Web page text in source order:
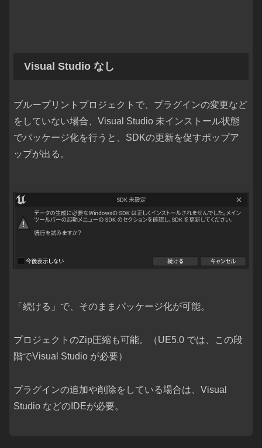
Visual Studio なし
ブループリントプロジェクトで、プラグインの変更など
をしていない場合、Visual Studio 未インストール状態
でパッケージ化を行うと、SDKの更新を促すポップア
ップが出る。
「続ける」で、そのままパッケージ化が可能。
プロジェクトのZip圧縮も可能。（UE5.0 では、この段
階でVisual Studio が必要）
プラグインの追加や削除をしている場合は、Visual
Studio などのIDEが必要。